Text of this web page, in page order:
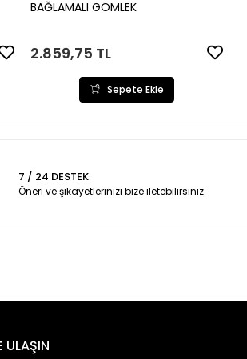
BAĞLAMALI GÖMLEK
2.859,75 TL
Sepete Ekle
7 / 24 DESTEK
Öneri ve şikayetlerinizi bize iletebilirsiniz.
ULAŞIN